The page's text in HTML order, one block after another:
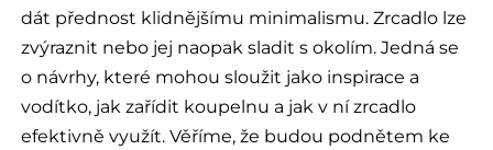
dát přednost klidnějšímu minimalismu. Zrcadlo lze
zvýraznit nebo jej naopak sladit s okolím. Jedná se
o návrhy, které mohou sloužit jako inspirace a
vodítko, jak zařídit koupelnu a jak v ní zrcadlo
efektivně využít. Věříme, že budou podnětem ke